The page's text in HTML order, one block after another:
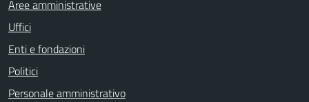
Aree amministrative
Uffici
Enti e fondazioni
Politici
Personale amministrativo